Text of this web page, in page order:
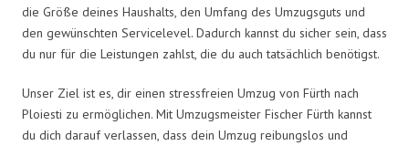
die Größe deines Haushalts, den Umfang des Umzugsguts und
den gewünschten Servicelevel. Dadurch kannst du sicher sein, dass
du nur für die Leistungen zahlst, die du auch tatsächlich benötigst.
Unser Ziel ist es, dir einen stressfreien Umzug von Fürth nach
Ploiesti zu ermöglichen. Mit Umzugsmeister Fischer Fürth kannst
du dich darauf verlassen, dass dein Umzug reibungslos und